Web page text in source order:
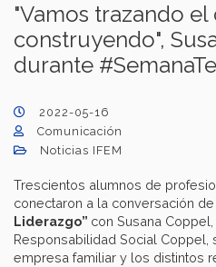
"Vamos trazando
construyendo",
durante
2022-05-16
Comunicación
Noticias IFEM
Trescientos alumnos de
conectaron a la conversación de
Liderazgo” con Susana
Responsabilidad Social Coppel,
empresa familiar y los distintos